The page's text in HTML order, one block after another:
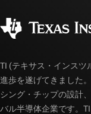
myTI アカウント
TI (テキサス・インスツ
進歩を遂げてきました
シング・チップの設計
バル半導体企業です。